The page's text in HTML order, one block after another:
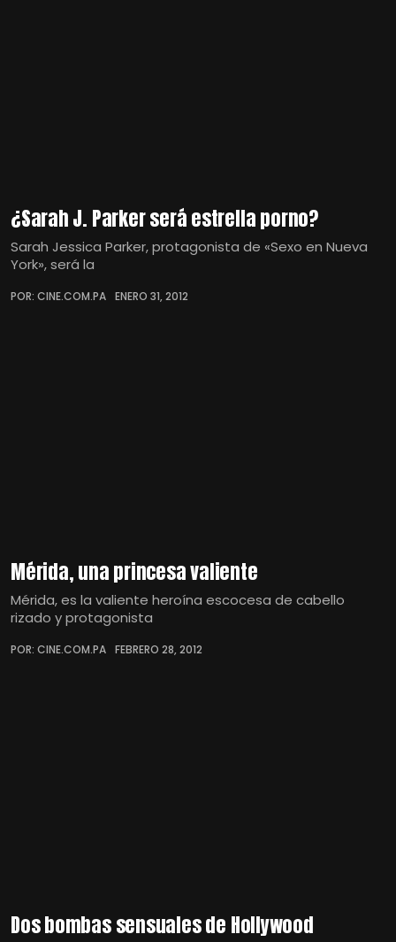
¿Sarah J. Parker será estrella porno?
Sarah Jessica Parker, protagonista de «Sexo en Nueva
York», será la
POR: CINE.COM.PA ENERO 31, 2012
Mérida, una princesa valiente
Mérida, es la valiente heroína escocesa de cabello
rizado y protagonista
POR: CINE.COM.PA FEBRERO 28, 2012
Dos bombas sensuales de Hollywood